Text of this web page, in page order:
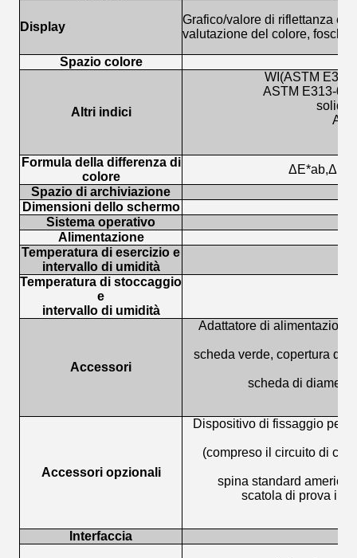
Display
Grafico/valore di riflettanza e
valutazione del colore,
Spazio colore
Altri indici
WI(ASTM
ASTM E313-00,
Formula della differenza di
colore
Spazio di archiviazione
Dimensioni dello schermo
Sistema operativo
Alimentazione
Temperatura di esercizio e
intervallo di umidità
Temperatura di stoccaggio
e
intervallo di umidità
Accessori
Adattatore di
scheda verde, copertura di
scheda di
Accessori opzionali
Dispositivo di fissaggio per
(compreso il circuito di
spina standard
scatola di prova in
Interfaccia